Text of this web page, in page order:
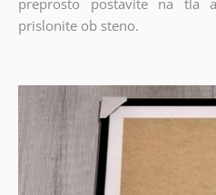
preprosto postavite na
prislonite ob steno.